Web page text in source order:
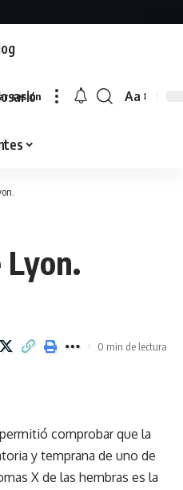
sesión
Font
Aa
Lyon.
0 min de lectura
comprobar que la
y temprana de uno de
X de las hembras es la